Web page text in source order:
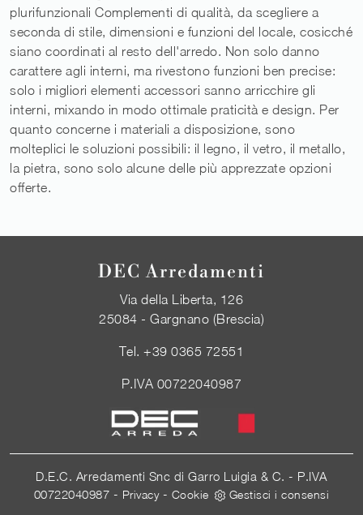
plurifunzionali Complementi di qualità, da scegliere a
seconda di stile, dimensioni e funzioni del locale, cosicché
siano coordinati al resto dell'arredo. Non solo danno
carattere agli interni, ma rivestono funzioni ben precise:
solo i migliori elementi accessori sanno arricchire gli
interni, mixando in modo ottimale praticità e design. Per
quanto concerne i materiali a disposizione, sono
molteplici le soluzioni possibili: il legno, il vetro, il metallo,
la pietra, sono solo alcune delle più apprezzate opzioni
offerte.
DEC Arredamenti
Via della Liberta, 126
25084 - Gargnano (Brescia)
Tel.+39 0365 72551
P.IVA 00722040987
D.E.C. Arredamenti Snc di Garro Luigia & C. - P.IVA
00722040987 - Privacy- Cookie Gestisci i consensi